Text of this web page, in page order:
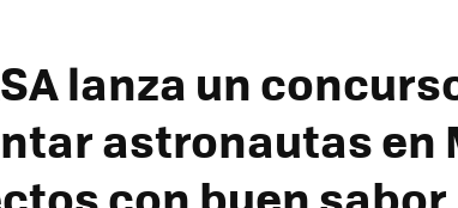
lanza un
astronautas en